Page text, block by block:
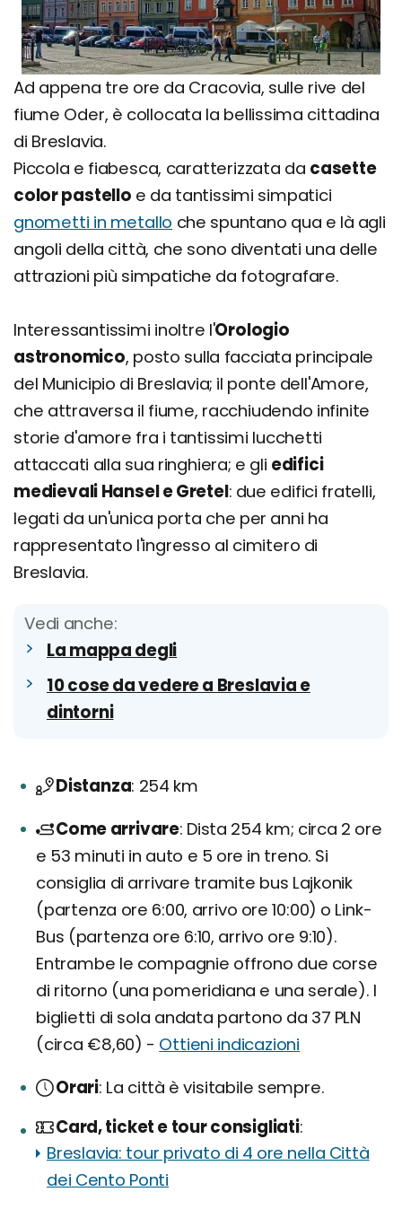
Ad appena tre ore da Cracovia, sulle rive del
fiume Oder, è collocata la bellissima cittadina
di Breslavia.
Piccola e fiabesca, caratterizzata da casette
color pastello e da tantissimi simpatici
gnometti in metallo che spuntano qua e là agli
angoli della città, che sono diventati una delle
attrazioni più simpatiche da fotografare.
Interessantissimi inoltre l'Orologio
astronomico, posto sulla facciata principale
del Municipio di Breslavia; il ponte dell'Amore,
che attraversa il fiume, racchiudendo infinite
storie d'amore fra i tantissimi lucchetti
attaccati alla sua ringhiera; e gli edifici
medievali Hansel e Gretel: due edifici fratelli,
legati da un'unica porta che per anni ha
rappresentato l'ingresso al cimitero di
Breslavia.
Vedi anche:
La mappa degli
10 cose da vedere a Breslavia e
dintorni
Distanza 254 km
Come arrivare Dista 254 km; circa 2 ore
e 53 minuti in auto e 5 ore in treno. Si
consiglia di arrivare tramite bus Lajkonik
(partenza ore 6:00, arrivo ore 10:00) o Link-
Bus (partenza ore 6:10, arrivo ore 9:10).
Entrambe le compagnie offrono due corse
di ritorno (una pomeridiana e una serale). I
biglietti di sola andata partono da 37 PLN
(circa €8,60) - Ottieni indicazioni
Orari La città è visitabile sempre.
Card, ticket e tour consigliati
Breslavia: tour privato di 4 ore nella Città
dei Cento Ponti